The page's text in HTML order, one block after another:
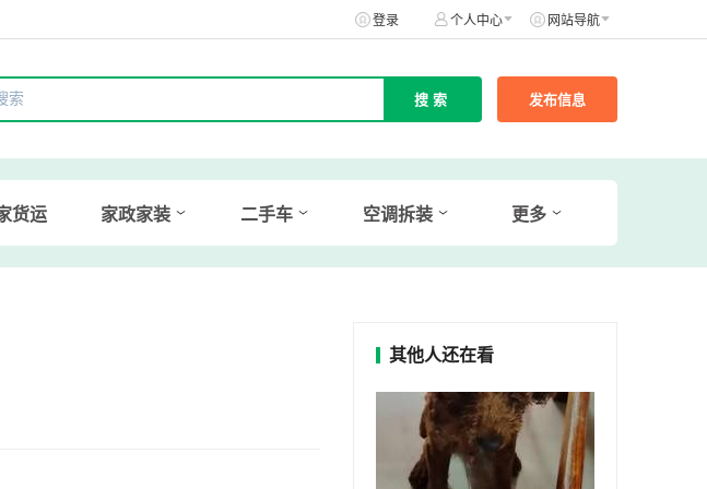
登录 个人中心 网站导航
发布信息
货运 家政家装 二手车 空调拆装 更多
其他人还在看